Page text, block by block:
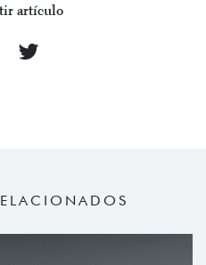
artículo